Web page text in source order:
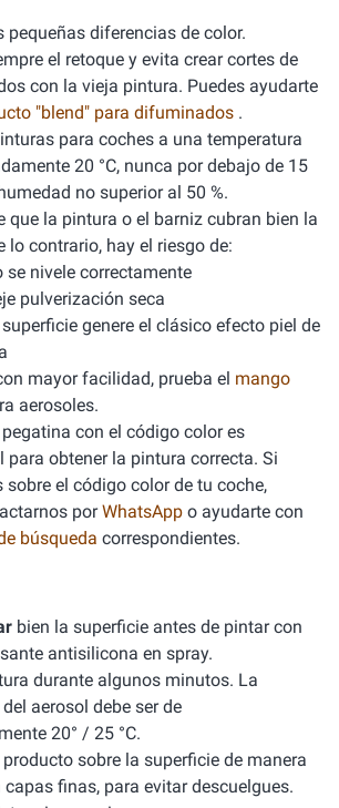
pequeñas diferencias de color.
el retoque y evita crear cortes de
con la vieja pintura. Puedes ayudarte
"blend" para difuminados .
para coches a una temperatura
20 °C, nunca por debajo de 15
no superior al 50 %.
que la pintura o el barniz cubran bien la
lo contrario, hay el riesgo de:
se nivele correctamente
pulverización seca
genere el clásico efecto piel de
mayor facilidad, prueba el mango
aerosoles.
con el código color es
obtener la pintura correcta. Si
sobre el código color de tu coche,
porWhatsApp o ayudarte con
búsqueda correspondientes.
bien la superficie antes de pintar con
antisilicona en spray.
durante algunos minutos. La
aerosol debe ser de
20° / 25 °C.
sobre la superficie de manera
capas finas, para evitar descuelgues.